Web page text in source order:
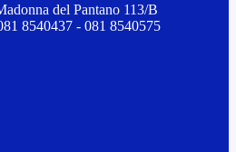
del Pantano 113/B
8540437 - 081 8540575